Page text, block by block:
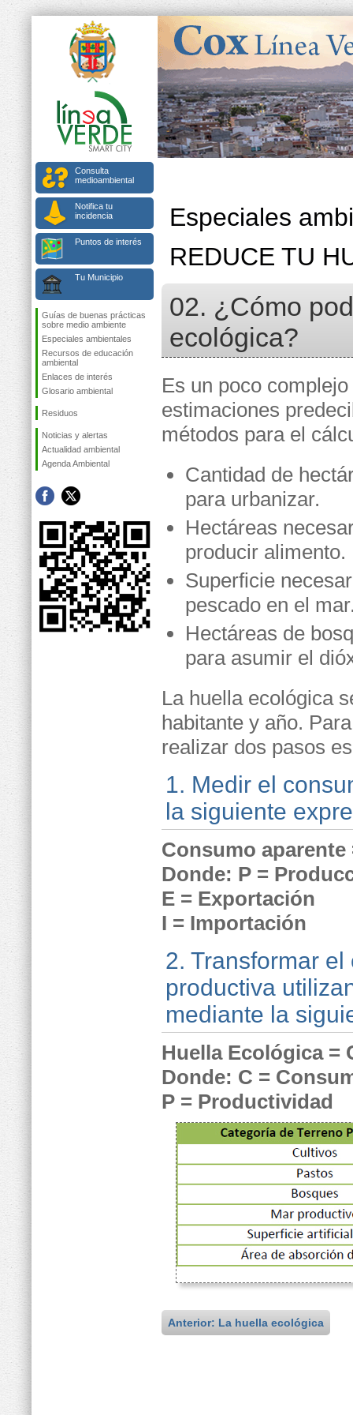
Consulta
medioambiental
Notifica tu
incidencia
Puntos de interés
Tu Municipio
Guías de buenas prácticas
sobre medio ambiente
Especiales ambientales
Recursos de educación
ambiental
Enlaces de interés
Glosario ambiental
Residuos
Noticias y alertas
Actualidad ambiental
Agenda Ambiental
Especiales
REDUCE TU
02. ¿Cómo
ecológica?
Es un poco
estimaciones
métodos para el
Cantidad de
para urbanizar.
Hectáreas
producir alimento.
Superficie
pescado en el
Hectáreas de
para asumir el
La huella ecológica
habitante y año.
realizar dos pasos
1. Medir el
la siguiente
Consumo aparente
Donde: P =
E = Exportación
I = Importación
2. Transformar
productiva
mediante la
Huella Ecológica =
Donde: C =
P = Productividad
Anterior: La huella ecológica